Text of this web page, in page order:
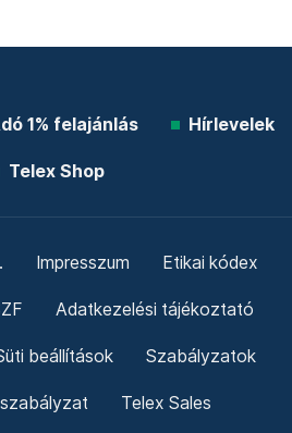
1% felajánlás Hírlevelek
Telex Shop
Impresszum Etikai kódex
Adatkezelési tájékoztató
beállítások Szabályzatok
Telex Sales